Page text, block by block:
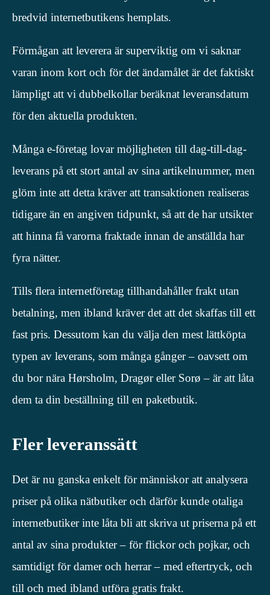
bredvid internetbutikens hemplats.
Förmågan att leverera är superviktig om vi saknar
varan inom kort och för det ändamålet är det faktiskt
lämpligt att vi dubbelkollar beräknat leveransdatum
för den aktuella produkten.
Många e-företag lovar möjligheten till dag-till-dag-
leverans på ett stort antal av sina artikelnummer, men
glöm inte att detta kräver att transaktionen realiseras
tidigare än en angiven tidpunkt, så att de har utsikter
att hinna få varorna fraktade innan de anställda har
fyra nätter.
Tills flera internetföretag tillhandahåller frakt utan
betalning, men ibland kräver det att det skaffas till ett
fast pris. Dessutom kan du välja den mest lättköpta
typen av leverans, som många gånger – oavsett om
du bor nära Hørsholm, Dragør eller Sorø – är att låta
dem ta din beställning till en paketbutik.
Fler leveranssätt
Det är nu ganska enkelt för människor att analysera
priser på olika nätbutiker och därför kunde otaliga
internetbutiker inte låta bli att skriva ut priserna på ett
antal av sina produkter – för flickor och pojkar, och
samtidigt för damer och herrar – med eftertryck, och
till och med ibland utföra gratis frakt.